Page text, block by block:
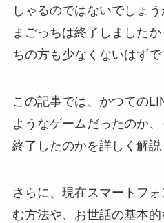
しゃるのではないでしょ
まごっちは終了しました
ちの方も少なくないはずで
この記事では、かつての
ようなゲームだったのか
終了したのかを詳しく解説
さらに、現在スマートフ
む方法や、お世話の基本